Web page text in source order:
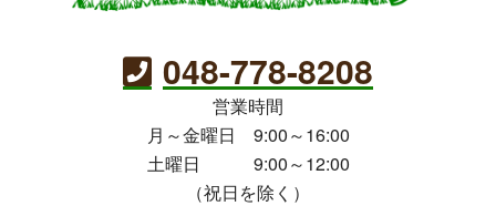
048-778-8208
営業時間
月～金曜日 9:00～16:00
土曜日 9:00～12:00
（祝日を除く）